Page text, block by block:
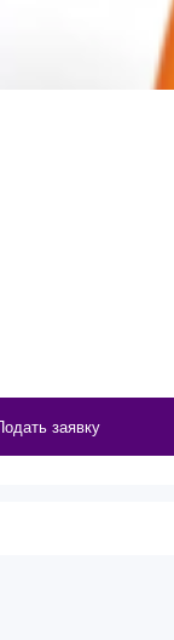
заявку